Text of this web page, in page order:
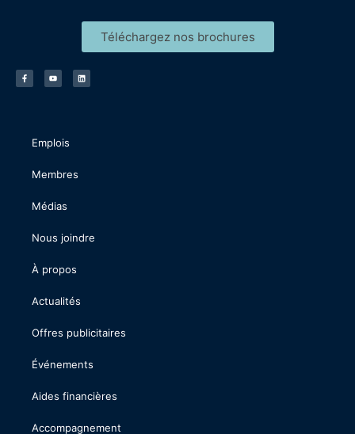
Téléchargez nos brochures
Emplois
Membres
Médias
Nous joindre
À propos
Actualités
Offres publicitaires
Événements
Aides financières
Accompagnement